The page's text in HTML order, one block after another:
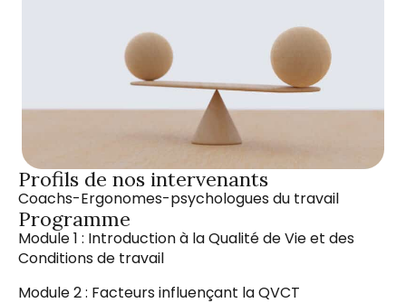
Profils de nos intervenants
Coachs-Ergonomes-psychologues du travail
Programme
Module 1 : Introduction à la Qualité de Vie et des
Conditions de travail
Module 2 : Facteurs influençant la QVCT